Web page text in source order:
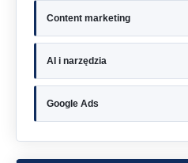
Content marketing
AI i narzędzia
Google Ads